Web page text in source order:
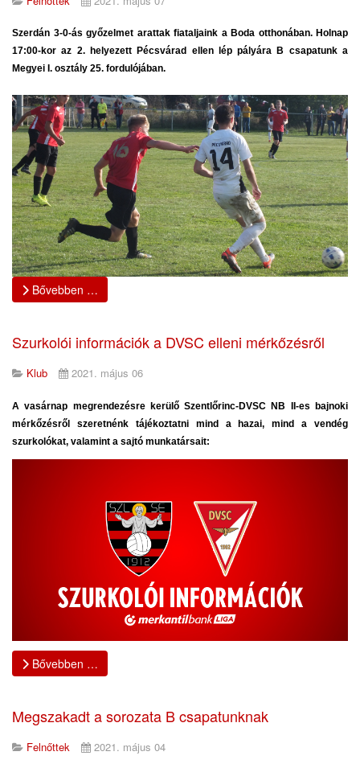
Szerdán 3-0-ás győzelmet arattak fiataljaink a Boda otthonában. Holnap
17:00-kor az 2. helyezett Pécsvárad ellen lép pályára B csapatunk a
Megyei I. osztály 25. fordulójában.
Bővebben …
Szurkolói információk a DVSC elleni mérkőzésről
Klub 2021. május 06
A vasárnap megrendezésre kerülő Szentlőrinc-DVSC NB II-es bajnoki
mérkőzésről szeretnénk tájékoztatni mind a hazai, mind a vendég
szurkolókat, valamint a sajtó munkatársait:
Bővebben …
Megszakadt a sorozata B csapatunknak
Felnőttek 2021. május 04